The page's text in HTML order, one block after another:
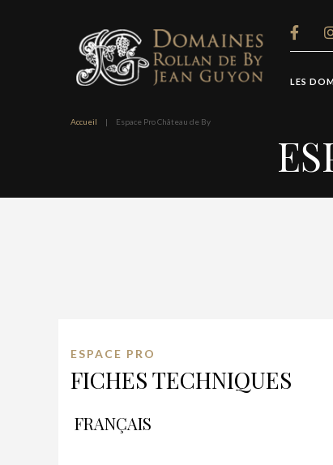
LES
Accueil | Espace Pro Château de By
ESPACE PRO
FICHES TECHNIQUES
FRANÇAIS